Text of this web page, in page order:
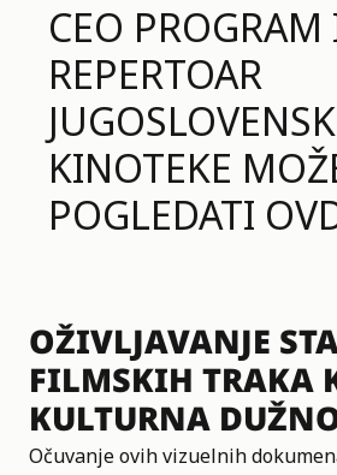
CEO PROGRAM
REPERTOAR
KINOTEKE
POGLEDATI
OŽIVLJAVANJE
FILMSKIH TRAKA
KULTURNA
Očuvanje ovih vizuelnih